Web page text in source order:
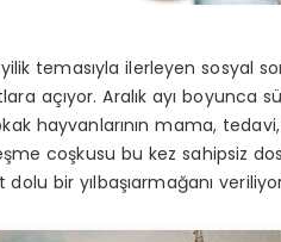
temasıyla ilerleyen sosyal
açıyor. Aralık ayı boyunca
hayvanlarının mama,
me coşkusu bu kez sahipsiz
dolu biryılbaşıarmağanı